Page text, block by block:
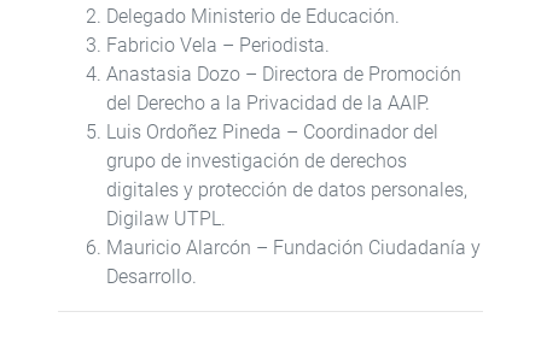
Delegado Ministerio de Educación.
Fabricio Vela – Periodista.
Anastasia Dozo – Directora de Promoción
del Derecho a la Privacidad de la AAIP.
Luis Ordoñez Pineda – Coordinador del
grupo de investigación de derechos
digitales y protección de datos personales,
Digilaw UTPL.
Mauricio Alarcón – Fundación Ciudadanía y
Desarrollo.